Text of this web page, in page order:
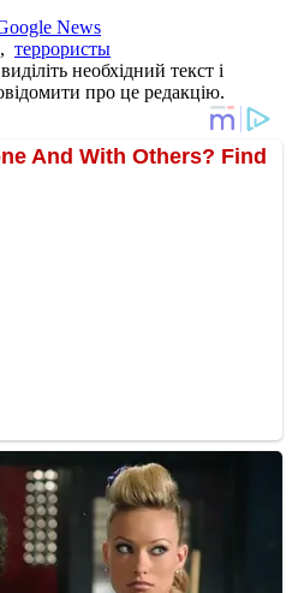
News
, террористы
необхідний текст і
про це редакцію.